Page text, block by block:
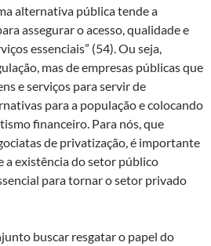
alternativa pública tende a
assegurar o acesso, qualidade e
essenciais” (54). Ou seja,
mas de empresas públicas que
e serviços para servir de
para a população e colocando
financeiro. Para nós, que
de privatização, é importante
a existência do setor público
para tornar o setor privado
buscar resgatar o papel do